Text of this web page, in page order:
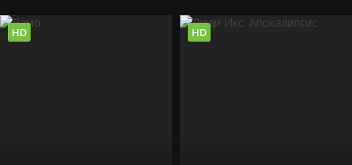
HD HD